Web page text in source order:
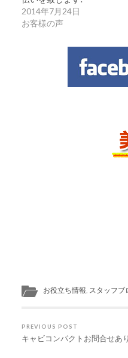
2014年7月24日
お客様の声
お役立ち情報, スタッフブ
PREVIOUS POST
キャビコンパクトお問合せあ